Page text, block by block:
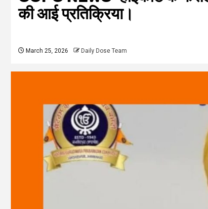
की आई प्रतिक्रिया।
March 25, 2026 Daily Dose Team